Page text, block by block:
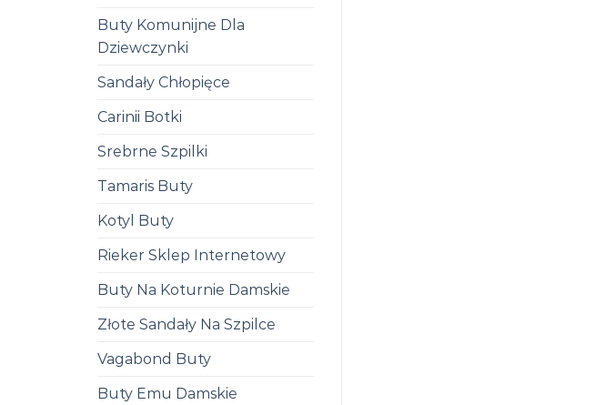
Buty Komunijne Dla
Dziewczynki
Sandały Chłopięce
Carinii Botki
Srebrne Szpilki
Tamaris Buty
Kotyl Buty
Rieker Sklep Internetowy
Buty Na Koturnie Damskie
Złote Sandały Na Szpilce
Vagabond Buty
Buty Emu Damskie